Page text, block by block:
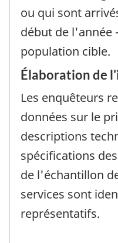
ou qui sont
début de l'année
population cible.
Élaboration de
Les enquêteurs
données sur le
descriptions
spécifications
de l'échantillon
services sont
représentatifs.